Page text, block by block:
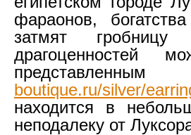
фараонов,
затмят
драгоценностей
boutique.ru/silver/
находится в
неподалеку от